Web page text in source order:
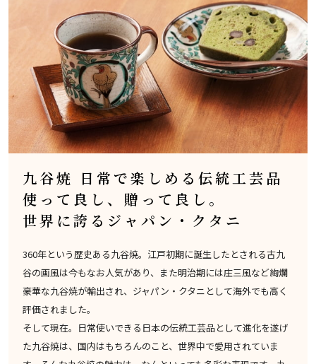
九谷焼 日常で楽しめる伝統工芸品
使って良し、贈って良し。
世界に誇るジャパン・クタニ
360年という歴史ある九谷焼。江戸初期に誕生したとされる古九
谷の画風は今もなお人気があり、また明治期には庄三風など絢爛
豪華な九谷焼が輸出され、ジャパン・クタニとして海外でも高く
評価されました。
そして現在。日常使いできる日本の伝統工芸品として進化を遂げ
た九谷焼は、国内はもちろんのこと、世界中で愛用されていま